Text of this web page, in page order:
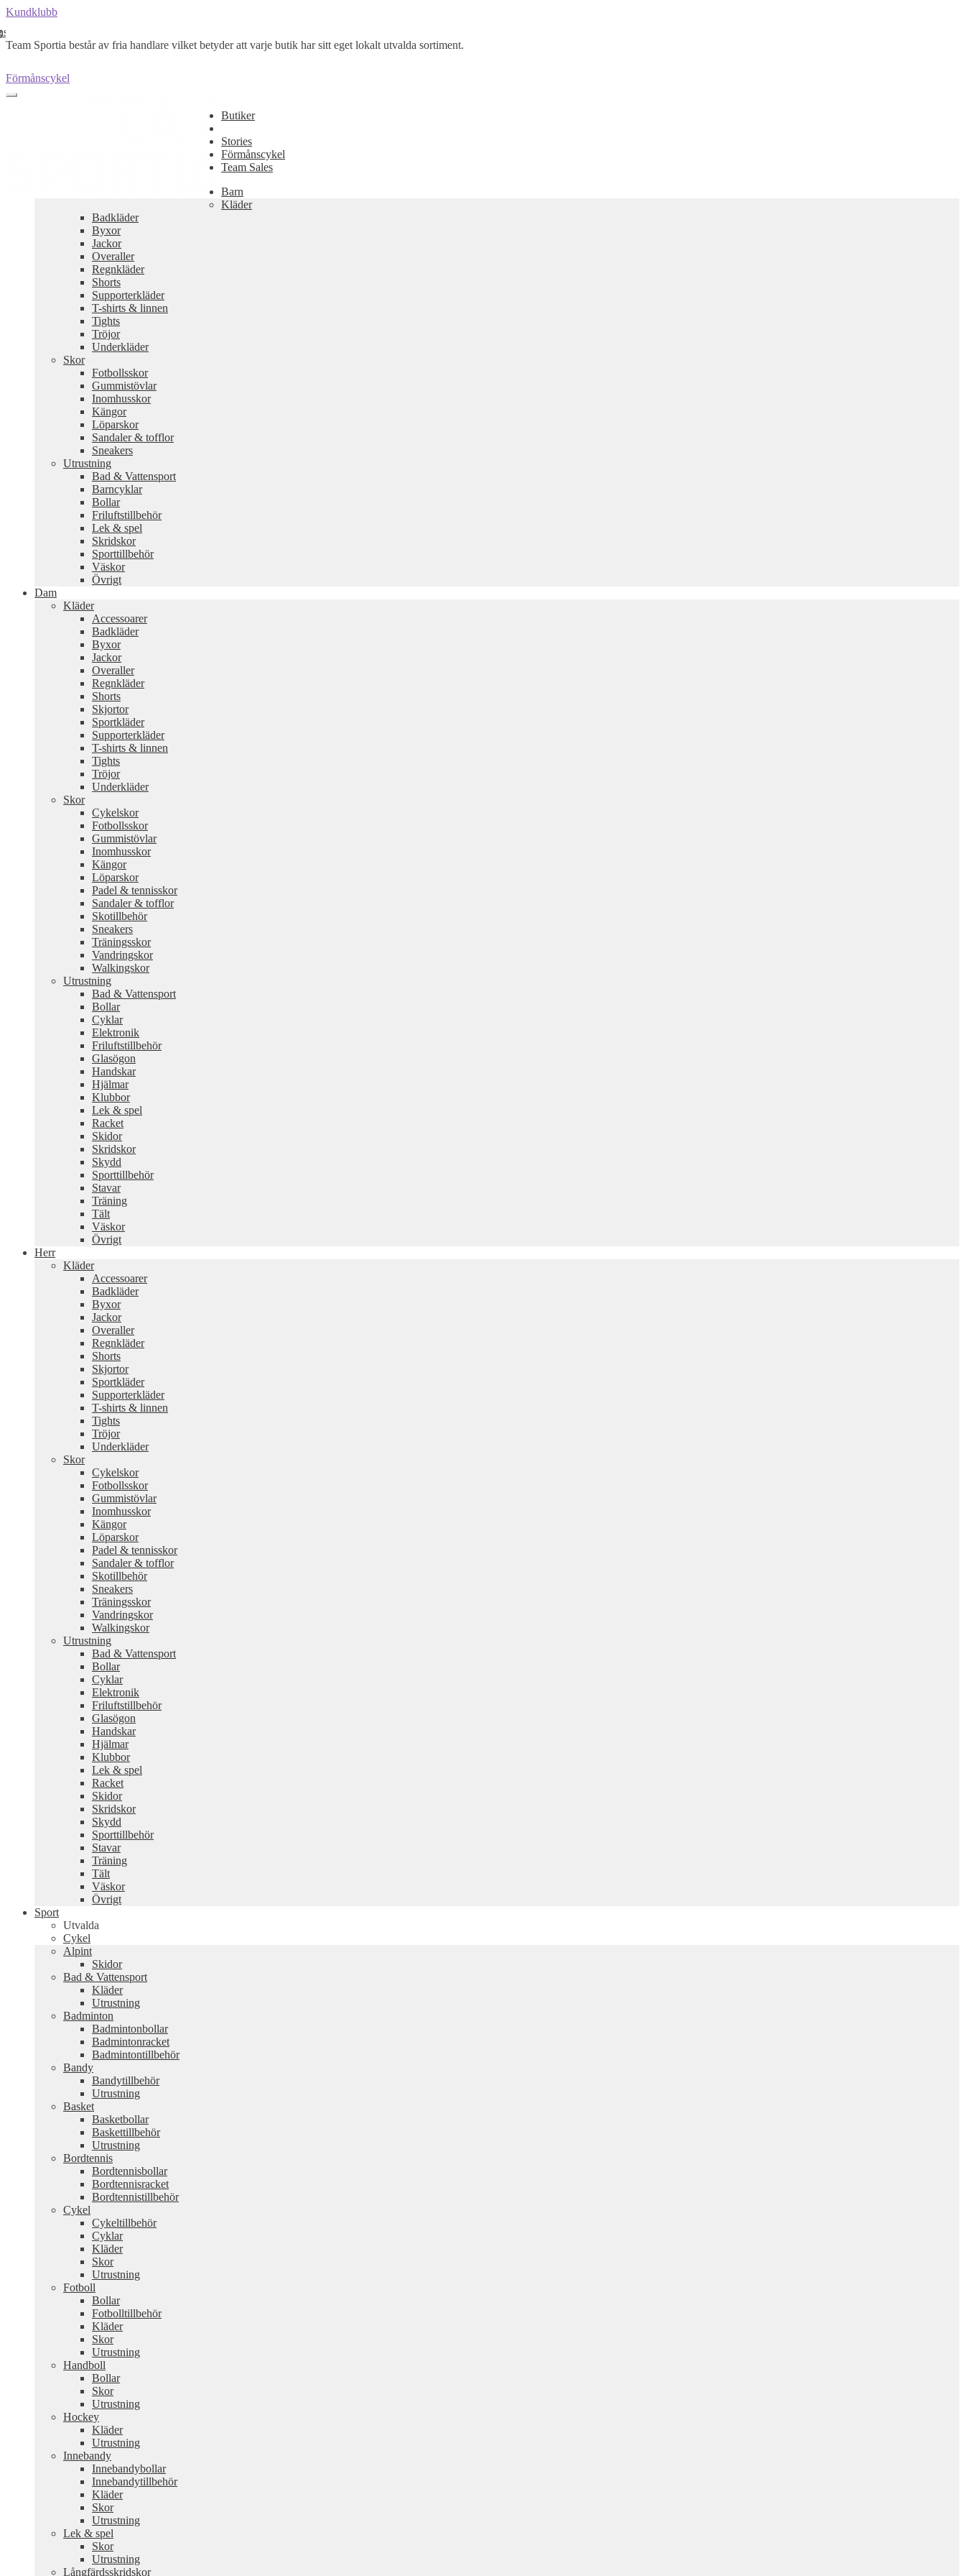
Kundklubb
Team Sportia består av fria handlare vilket betyder att varje butik har sitt eget lokalt utvalda sortiment.
Förmånscykel
Butiker
Stories
Förmånscykel
Team Sales
Barn
Kläder
Badkläder
Byxor
Jackor
Overaller
Regnkläder
Shorts
Supporterkläder
T-shirts & linnen
Tights
Tröjor
Underkläder
Skor
Fotbollsskor
Gummistövlar
Inomhusskor
Kängor
Löparskor
Sandaler & tofflor
Sneakers
Utrustning
Bad & Vattensport
Barncyklar
Bollar
Friluftstillbehör
Lek & spel
Skridskor
Sporttillbehör
Väskor
Övrigt
Dam
Kläder
Accessoarer
Badkläder
Byxor
Jackor
Overaller
Regnkläder
Shorts
Skjortor
Sportkläder
Supporterkläder
T-shirts & linnen
Tights
Tröjor
Underkläder
Skor
Cykelskor
Fotbollsskor
Gummistövlar
Inomhusskor
Kängor
Löparskor
Padel & tennisskor
Sandaler & tofflor
Skotillbehör
Sneakers
Träningsskor
Vandringskor
Walkingskor
Utrustning
Bad & Vattensport
Bollar
Cyklar
Elektronik
Friluftstillbehör
Glasögon
Handskar
Hjälmar
Klubbor
Lek & spel
Racket
Skidor
Skridskor
Skydd
Sporttillbehör
Stavar
Träning
Tält
Väskor
Övrigt
Herr
Kläder
Accessoarer
Badkläder
Byxor
Jackor
Overaller
Regnkläder
Shorts
Skjortor
Sportkläder
Supporterkläder
T-shirts & linnen
Tights
Tröjor
Underkläder
Skor
Cykelskor
Fotbollsskor
Gummistövlar
Inomhusskor
Kängor
Löparskor
Padel & tennisskor
Sandaler & tofflor
Skotillbehör
Sneakers
Träningsskor
Vandringskor
Walkingskor
Utrustning
Bad & Vattensport
Bollar
Cyklar
Elektronik
Friluftstillbehör
Glasögon
Handskar
Hjälmar
Klubbor
Lek & spel
Racket
Skidor
Skridskor
Skydd
Sporttillbehör
Stavar
Träning
Tält
Väskor
Övrigt
Sport
Utvalda
Cykel
Alpint
Skidor
Bad & Vattensport
Kläder
Utrustning
Badminton
Badmintonbollar
Badmintonracket
Badmintontillbehör
Bandy
Bandytillbehör
Utrustning
Basket
Basketbollar
Baskettillbehör
Utrustning
Bordtennis
Bordtennisbollar
Bordtennisracket
Bordtennistillbehör
Cykel
Cykeltillbehör
Cyklar
Kläder
Skor
Utrustning
Fotboll
Bollar
Fotbolltillbehör
Kläder
Skor
Utrustning
Handboll
Bollar
Skor
Utrustning
Hockey
Kläder
Utrustning
Innebandy
Innebandybollar
Innebandytillbehör
Kläder
Skor
Utrustning
Lek & spel
Skor
Utrustning
Långfärdsskridskor